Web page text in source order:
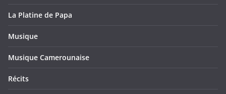
La Platine de Papa
Musique
Musique Camerounaise
Récits